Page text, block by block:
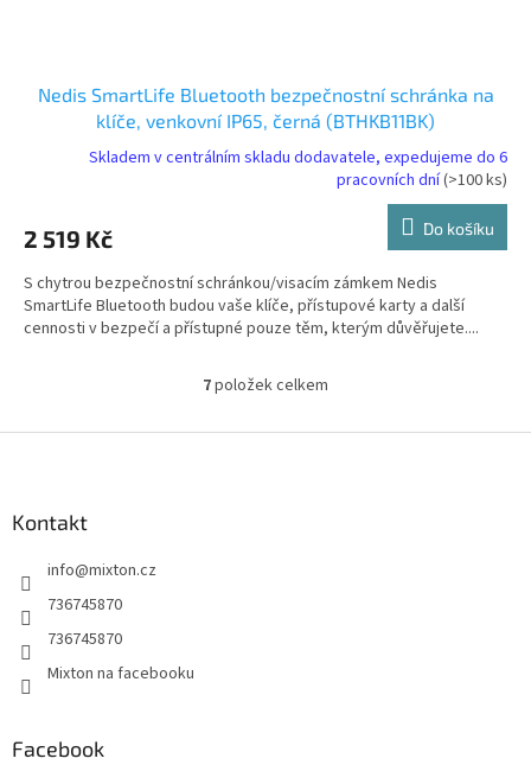
Nedis SmartLife Bluetooth bezpečnostní schránka na
klíče, venkovní IP65, černá (BTHKB11BK)
Skladem v centrálním skladu dodavatele, expedujeme do 6
pracovních dní(>100 ks)
2 519 Kč Do košíku
S chytrou bezpečnostní schránkou/visacím zámkem Nedis
SmartLife Bluetooth budou vaše klíče, přístupové karty a další
cennosti v bezpečí a přístupné pouze těm, kterým důvěřujete....
O
l
7položek celkem
Kontakt
info@mixton.cz
736745870
736745870
Mixton na facebooku
Facebook